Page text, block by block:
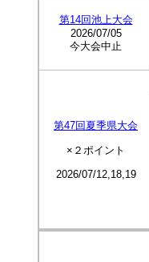
第14回池上大会
2026/07/05
今大会中止
第47回夏季県大会
×２ポイント
2026/07/12,18,19